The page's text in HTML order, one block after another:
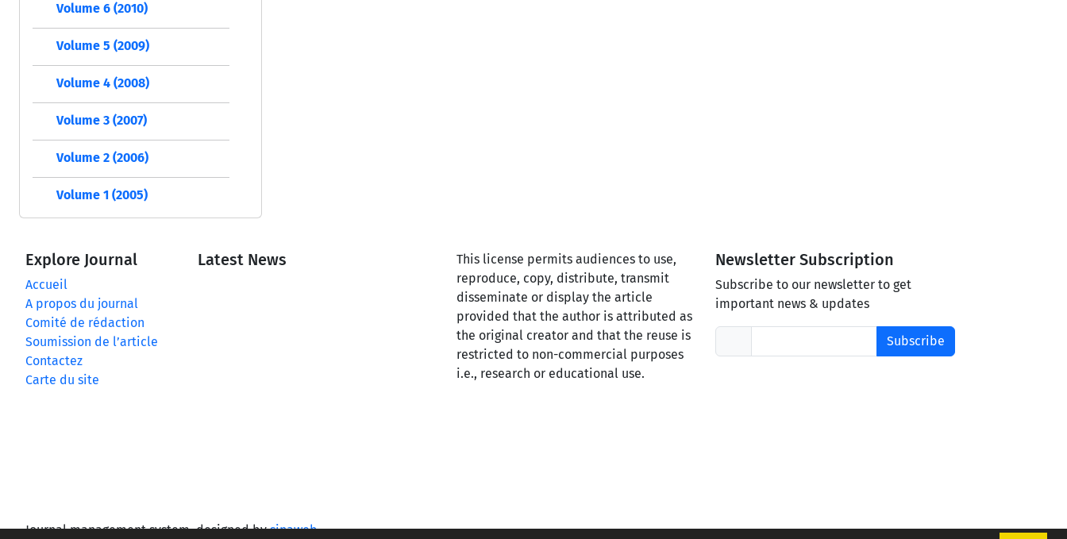
Volume 6 (2010)
Volume 5 (2009)
Volume 4 (2008)
Volume 3 (2007)
Volume 2 (2006)
Volume 1 (2005)
Explore Journal
Accueil
A propos du journal
Comité de rédaction
Soumission de l’article
Contactez
Carte du site
Latest News
This license permits audiences to use,
reproduce, copy, distribute, transmit
disseminate or display the article
provided that the author is attributed as
the original creator and that the reuse is
restricted to non-commercial purposes
i.e., research or educational use.
Newsletter Subscription
Subscribe to our newsletter to get
important news & updates
Subscribe
Journal management system.designed bysinaweb